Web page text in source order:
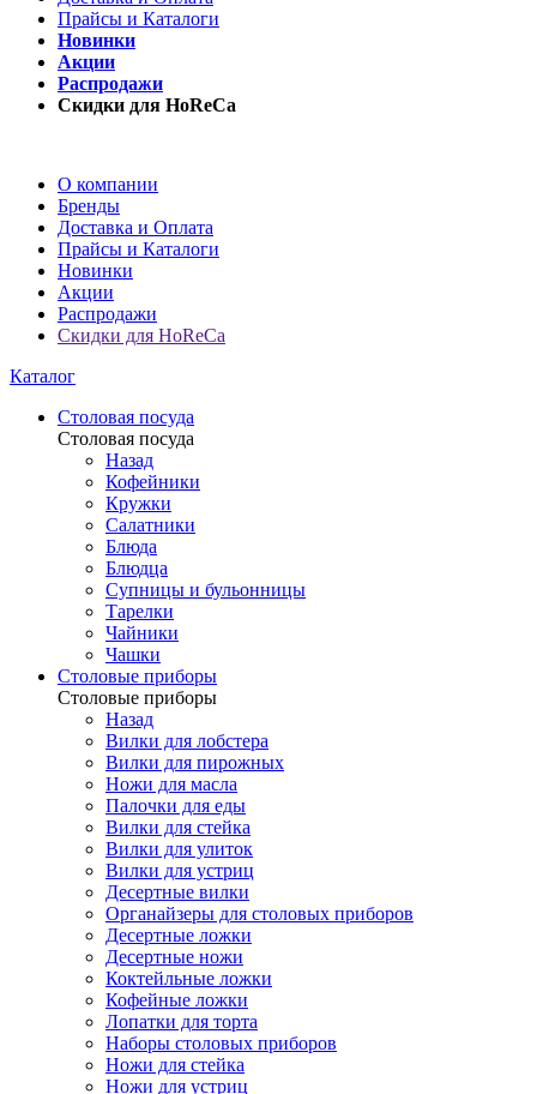
Прайсы и Каталоги
Новинки
Акции
Распродажи
Скидки для HoReCa
О компании
Бренды
Доставка и Оплата
Прайсы и Каталоги
Новинки
Акции
Распродажи
Скидки для HoReCa
Каталог
Столовая посуда
Столовая посуда
Назад
Кофейники
Кружки
Салатники
Блюда
Блюдца
Супницы и бульонницы
Тарелки
Чайники
Чашки
Cтоловые приборы
Cтоловые приборы
Назад
Вилки для лобстера
Вилки для пирожных
Ножи для масла
Палочки для еды
Вилки для стейка
Вилки для улиток
Вилки для устриц
Десертные вилки
Органайзеры для столовых приборов
Десертные ложки
Десертные ножи
Коктейльные ложки
Кофейные ложки
Лопатки для торта
Наборы столовых приборов
Ножи для стейка
Ножи для устриц